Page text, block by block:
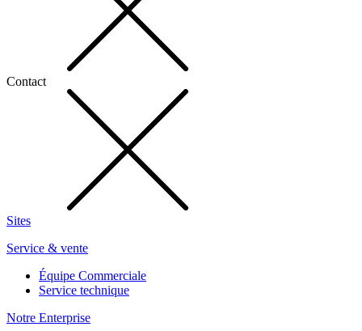
Contact
Sites
Service & vente
Équipe Commerciale
Service technique
Notre Enterprise